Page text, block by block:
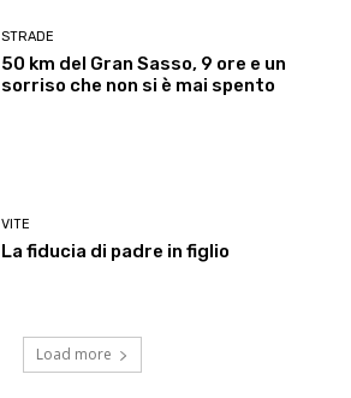
STRADE
50 km del Gran Sasso, 9 ore e un
sorriso che non si è mai spento
VITE
La fiducia di padre in figlio
Load more